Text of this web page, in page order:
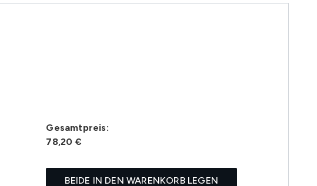
Gesamtpreis:
78,20 €
BEIDE IN DEN WARENKORB LEGEN